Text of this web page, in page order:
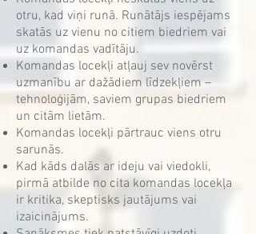
otru, kad viņi runā. Runātājs iespējams
skatās uz vienu no citiem biedriem vai
uz komandas vadītāju.
Komandas locekļi atļauj sev novērst
uzmanību ar dažādiem līdzekļiem –
tehnoloģijām, saviem grupas biedriem
un citām lietām.
Komandas locekļi pārtrauc viens otru
sarunās.
Kad kāds dalās ar ideju vai viedokli,
pirmā atbilde no cita komandas locekļa
ir kritika, skeptisks jautājums vai
izaicinājums.